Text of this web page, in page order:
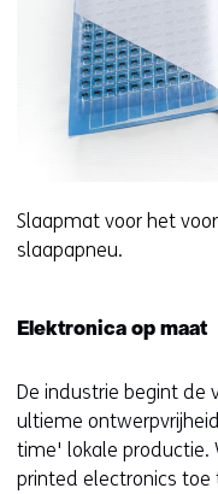
Slaapmat voor het
slaapapneu.
Elektronica op maat
De industrie begint de
ultieme
time' lokale productie.
printed electronics toe